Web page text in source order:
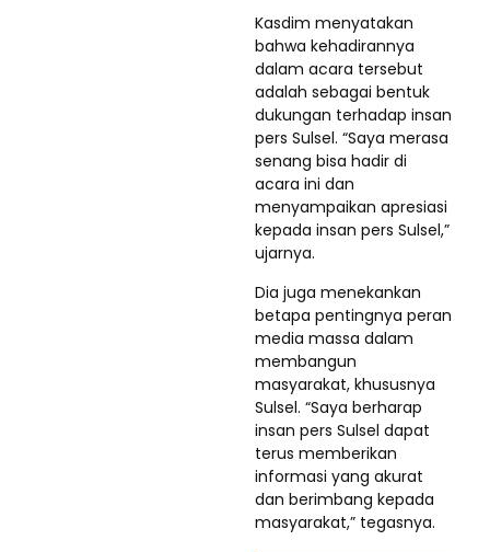
Kasdim menyatakan
bahwa kehadirannya
dalam acara tersebut
adalah sebagai bentuk
dukungan terhadap insan
pers Sulsel. “Saya merasa
senang bisa hadir di
acara ini dan
menyampaikan apresiasi
kepada insan pers Sulsel,”
ujarnya.
Dia juga menekankan
betapa pentingnya peran
media massa dalam
membangun
masyarakat, khususnya
Sulsel. “Saya berharap
insan pers Sulsel dapat
terus memberikan
informasi yang akurat
dan berimbang kepada
masyarakat,” tegasnya.